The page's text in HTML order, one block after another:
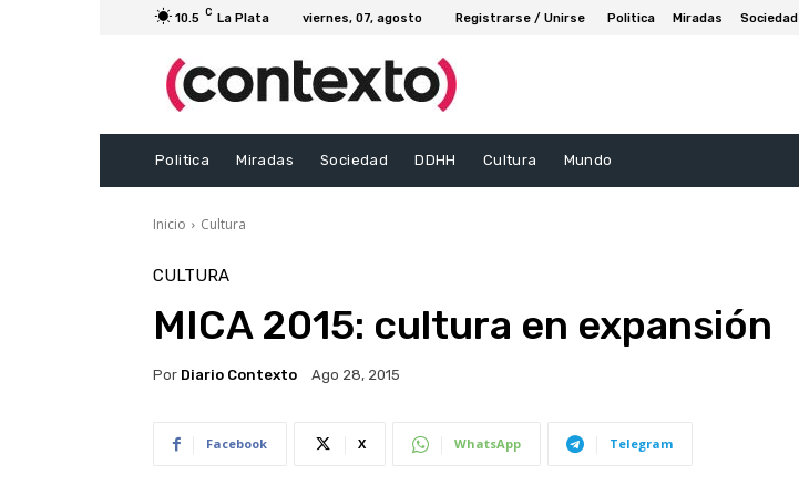
10.5 C La Plata viernes, 07, agosto Registrarse / Unirse Politica Miradas Sociedad
Politica Miradas Sociedad DDHH Cultura Mundo
Inicio Cultura
CULTURA
MICA 2015: cultura en expansión
Por Diario Contexto Ago 28, 2015
Facebook X WhatsApp Telegram